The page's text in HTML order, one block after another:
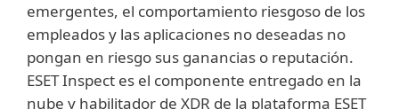
emergentes, el comportamiento riesgoso de los
empleados y las aplicaciones no deseadas no
pongan en riesgo sus ganancias o reputación.
ESET Inspect es el componente entregado en la
nube y habilitador de XDR de la plataforma ESET